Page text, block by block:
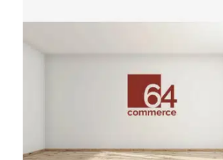
exposé sont disponibles sur le site